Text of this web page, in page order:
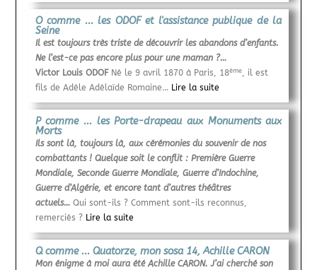
O comme ... les ODOF et l'assistance publique de la
Seine
Il est toujours très triste de découvrir les abandons d’enfants.
Ne l’est-ce pas encore plus pour une maman ?…
Victor Louis ODOF Né le 9 avril 1870 à Paris, 18ème, il est
fils de Adèle Adélaïde Romaine… Lire la suite
P comme ... les Porte-drapeau aux Monuments aux
Morts
Ils sont là, toujours là, aux cérémonies du souvenir de nos
combattants ! Quelque soit le conflit : Première Guerre
Mondiale, Seconde Guerre Mondiale, Guerre d’Indochine,
Guerre d’Algérie, et encore tant d’autres théâtres
actuels… Qui sont-ils ? Comment sont-ils reconnus,
remerciés ? Lire la suite
Q comme ... Quatorze, mon sosa 14, Achille CARON
Mon énigme à moi aura été Achille CARON. J’ai cherché son